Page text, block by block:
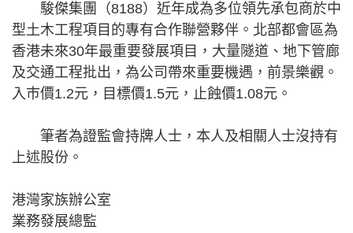
駿傑集團（8188）近年成為多位領先承包商於中
型土木工程項目的專有合作聯營夥伴。北部都會區為
香港未來30年最重要發展項目，大量隧道、地下管廊
及交通工程批出，為公司帶來重要機遇，前景樂觀。
入巿價1.2元，目標價1.5元，止蝕價1.08元。
筆者為證監會持牌人士，本人及相關人士沒持有
上述股份。
港灣家族辦公室
業務發展總監